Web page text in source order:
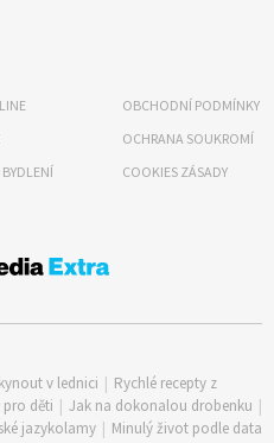
OBCHODNÍ PODMÍNKY
OCHRANA SOUKROMÍ
COOKIES ZÁSADY
v lednici | Rychlé recepty z
děti | Jak na dokonalou drobenku |
jazykolamy | Minulý život podle data